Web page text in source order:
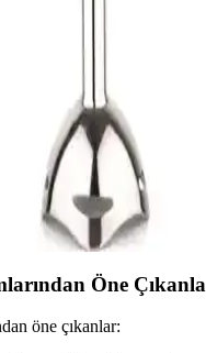
ihtiyaçlara uygun performans
ve Kiwi
KHB-4415, farklı güç ve
Bu karşılaştırma, kullanım
açısından en iyi seçimi
Öne
öne çıkanlar: